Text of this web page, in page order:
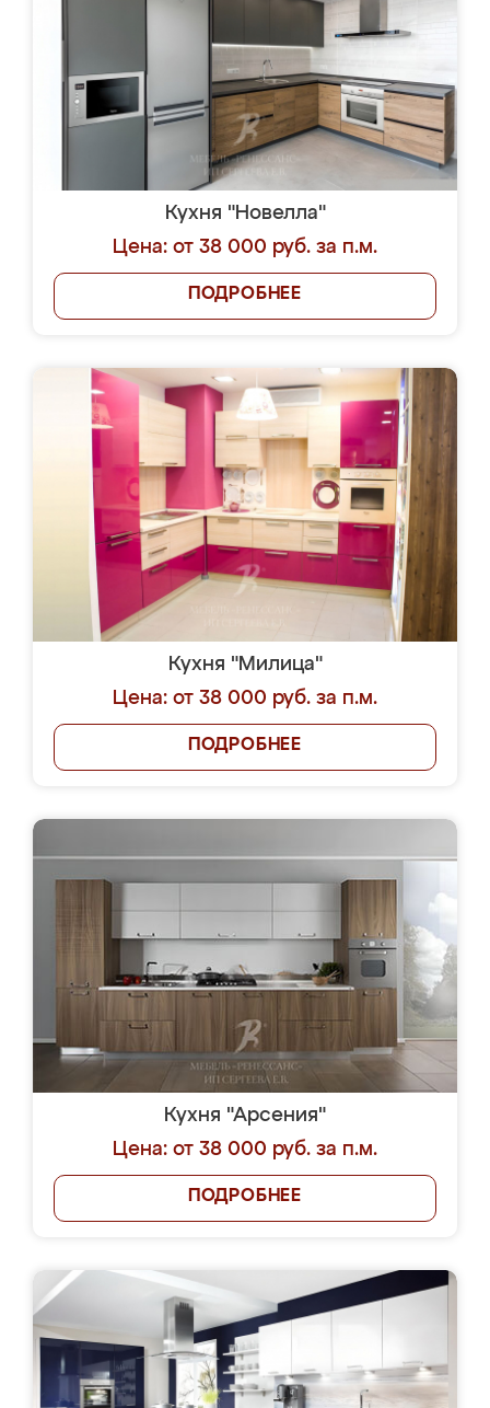
Кухня "Новелла"
Цена: от 38 000 руб. за п.м.
ПОДРОБНЕЕ
Кухня "Милица"
Цена: от 38 000 руб. за п.м.
ПОДРОБНЕЕ
Кухня "Арсения"
Цена: от 38 000 руб. за п.м.
ПОДРОБНЕЕ